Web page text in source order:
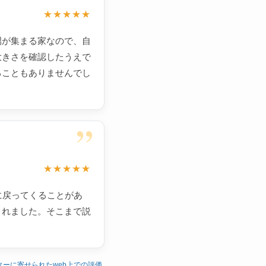
★★★★★
集まる家なので、自
さを確認したうえで
ともありませんでし
”
★★★★★
ってくることがあ
ました。そこまで説